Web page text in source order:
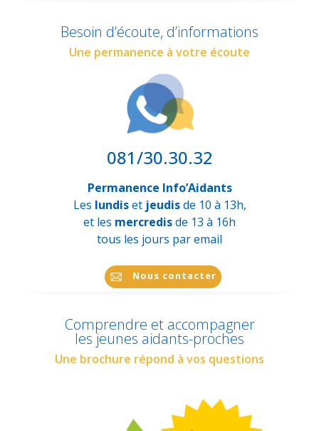
Besoin d’écoute, d’informations
Une permanence à votre écoute
081/30.30.32
Permanence Info’Aidants
Les lundiset jeudisde 10 à 13h,
et les mercredisde 13 à 16h
tous les jours par email
Nous contacter
Comprendre et accompagner
les jeunes aidants-proches
Une brochure répond à vos questions